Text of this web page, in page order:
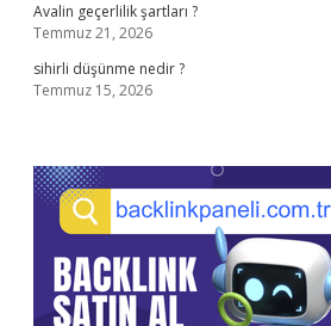
Avalin geçerlilik şartları ?
Temmuz 21, 2026
sihirli düşünme nedir ?
Temmuz 15, 2026